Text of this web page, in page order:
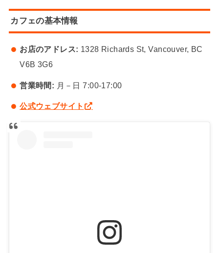
カフェの基本情報
お店のアドレス: 1328 Richards St, Vancouver, BC
V6B 3G6
営業時間: 月－日 7:00-17:00
公式ウェブサイト